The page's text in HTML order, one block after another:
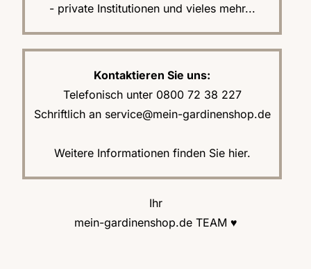
- private Institutionenund vieles mehr...
Kontaktieren Sie uns:
Telefonisch unter 0800 72 38 227
Schriftlich an service@mein-gardinenshop.de
Weitere Informationen finden Sie hier.
Ihr
mein-gardinenshop.de TEAM ♥